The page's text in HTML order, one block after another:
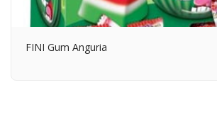
FINI Gum Anguria